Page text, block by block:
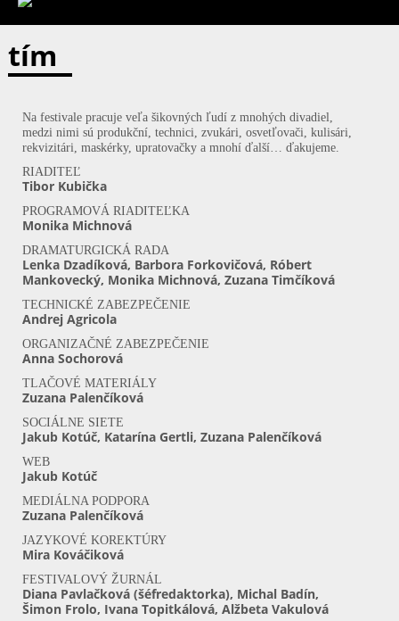
tím
Na festivale pracuje veľa šikovných ľudí z mnohých divadiel,
medzi nimi sú produkční, technici, zvukári, osvetľovači, kulisári,
rekvizitári, maskérky, upratovačky a mnohí ďalší… ďakujeme.
RIADITEĽ
Tibor Kubička
PROGRAMOVÁ RIADITEĽKA
Monika Michnová
DRAMATURGICKÁ RADA
Lenka Dzadíková, Barbora Forkovičová, Róbert
Mankovecký, Monika Michnová, Zuzana Timčíková
TECHNICKÉ ZABEZPEČENIE
Andrej Agricola
ORGANIZAČNÉ ZABEZPEČENIE
Anna Sochorová
TLAČOVÉ MATERIÁLY
Zuzana Palenčíková
SOCIÁLNE SIETE
Jakub Kotúč, Katarína Gertli, Zuzana Palenčíková
WEB
Jakub Kotúč
MEDIÁLNA PODPORA
Zuzana Palenčíková
JAZYKOVÉ KOREKTÚRY
Mira Kováčiková
FESTIVALOVÝ ŽURNÁL
Diana Pavlačková (šéfredaktorka), Michal Badín,
Šimon Frolo, Ivana Topitkálová, Alžbeta Vakulová